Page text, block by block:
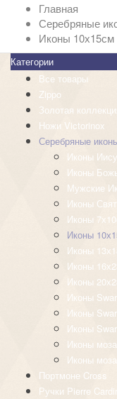
Главная
Серебряные
Иконы 10х15см
Категории
Все товары
Zippo
Золотая
Ножи Victorinox
Серебряные
Иконы
Иконы
Мужские
Иконы
Иконы
Иконы
Иконы
Иконы
Иконы
Иконы
Иконы
Иконы
Иконы
Иконы
Портмоне Cross
Ручки Pierre